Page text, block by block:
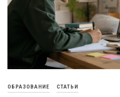
ОБРАЗОВАНИЕ СТАТЬИ